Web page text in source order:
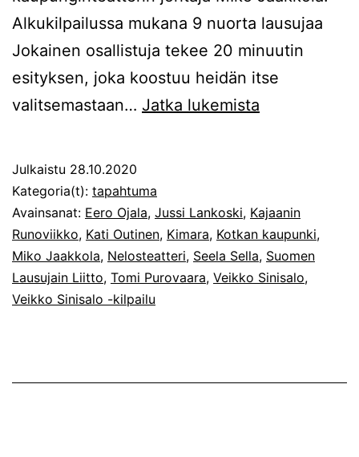
Alkukilpailussa mukana 9 nuorta lausujaa
Jokainen osallistuja tekee 20 minuutin
esityksen, joka koostuu heidän itse
valitsemastaan… Jatka lukemista
aikataulu
muuttunut
Julkaistu 28.10.2020
Kategoria(t): tapahtuma
Avainsanat: Eero Ojala, Jussi Lankoski, Kajaanin
Runoviikko, Kati Outinen, Kimara, Kotkan kaupunki,
Miko Jaakkola, Nelosteatteri, Seela Sella, Suomen
Lausujain Liitto, Tomi Purovaara, Veikko Sinisalo,
Veikko Sinisalo -kilpailu